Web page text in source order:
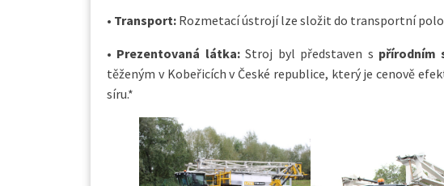
• Transport: Rozmetací ústrojí lze složit do transportní
• Prezentovaná látka:Stroj byl představen s přírodním
těženým v Kobeřicích v České republice, který je cenově
síru.*